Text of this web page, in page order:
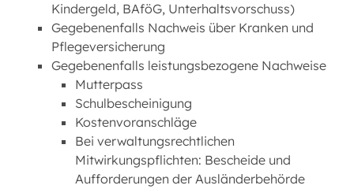
Kindergeld, BAföG, Unterhaltsvorschuss)
Gegebenenfalls Nachweis über Kranken und
Pflegeversicherung
Gegebenenfalls leistungsbezogene Nachweise
Mutterpass
Schulbescheinigung
Kostenvoranschläge
Bei verwaltungsrechtlichen
Mitwirkungspflichten: Bescheide und
Aufforderungen der Ausländerbehörde